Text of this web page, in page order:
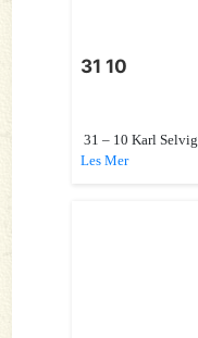
31 10
31 – 10 Karl Selvig
Les Mer